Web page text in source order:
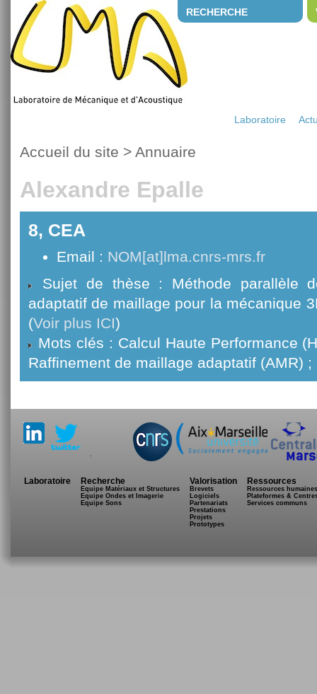
RECHERCHE
Laboratoire
Accueil du site > Annuaire
Alexandre Epalle
8, CEA
Email : NOM[at]lma.cnrs-mrs.fr
Sujet de thèse : Méthode parallèle
adaptatif de maillage pour la mécanique
(Voir plus ICI)
Mots clés : Calcul Haute Performance
Raffinement de maillage adaptatif (AMR)
.
Laboratoire Recherche
Equipe Matériaux et Structures
Equipe Ondes et Imagerie
Equipe Sons
Valorisation
Brevets
Logiciels
Partenariats
Prestations
Projets
Prototypes
Ressources
Ressources humaines
Plateformes &
Services communs